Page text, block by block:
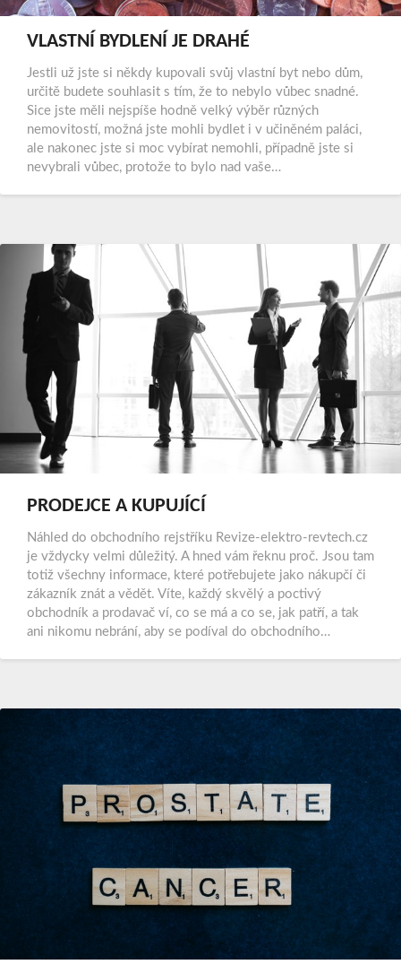
VLASTNÍ BYDLENÍ JE DRAHÉ
Jestli už jste si někdy kupovali svůj vlastní byt nebo dům,
určitě budete souhlasit s tím, že to nebylo vůbec snadné.
Sice jste měli nejspíše hodně velký výběr různých
nemovitostí, možná jste mohli bydlet i v učiněném paláci,
ale nakonec jste si moc vybírat nemohli, případně jste si
nevybrali vůbec, protože to bylo nad vaše…
PRODEJCE A KUPUJÍCÍ
Náhled do obchodního rejstříku Revize-elektro-revtech.cz
je vždycky velmi důležitý. A hned vám řeknu proč. Jsou tam
totiž všechny informace, které potřebujete jako nákupčí či
zákazník znát a vědět. Víte, každý skvělý a poctivý
obchodník a prodavač ví, co se má a co se, jak patří, a tak
ani nikomu nebrání, aby se podíval do obchodního…